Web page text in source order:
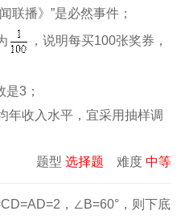
联播》”是必然事件；
，说明每买100张奖券，
3；
年收入水平，宜采用抽样调
题型 选择题 难度 中等
，∠B=60°，则下底